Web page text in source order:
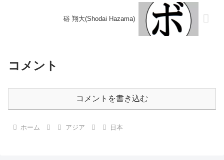
硲 翔大(Shodai Hazama)
コメント
コメントを書き込む
ホーム アジア 日本